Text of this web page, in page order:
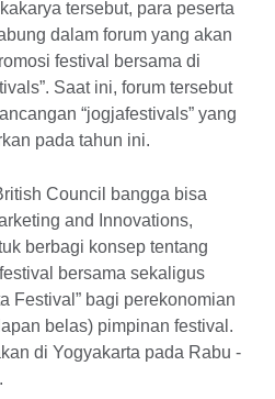
tersebut, para peserta
dalam forum yang akan
festival bersama di
Saat ini, forum tersebut
“jogjafestivals” yang
pada tahun ini.
Council bangga bisa
and Innovations,
berbagi konsep tentang
bersama sekaligus
Festival” bagi perekonomian
belas) pimpinan festival.
di Yogyakarta pada Rabu -